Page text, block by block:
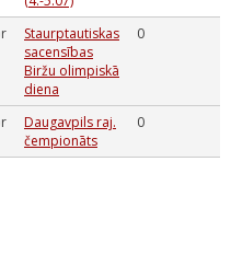
Staurptautiskas
sacensības
Biržu olimpiskā
diena
0
Daugavpils raj.
čempionāts
0